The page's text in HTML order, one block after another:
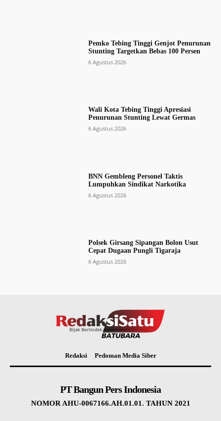
Pemko Tebing Tinggi Genjot Penurunan
Stunting Targetkan Bebas 100 Persen
6 Agustus 2026
Wali Kota Tebing Tinggi Apresiasi
Penurunan Stunting Lewat Germas
6 Agustus 2026
BNN Gembleng Personel Taktis
Lumpuhkan Sindikat Narkotika
6 Agustus 2026
Polsek Girsang Sipangan Bolon Usut
Cepat Dugaan Pungli Tigaraja
6 Agustus 2026
Redaksi Pedoman Media Siber
PT Bangun Pers Indonesia
NOMOR AHU-0067166.AH.01.01. TAHUN 2021